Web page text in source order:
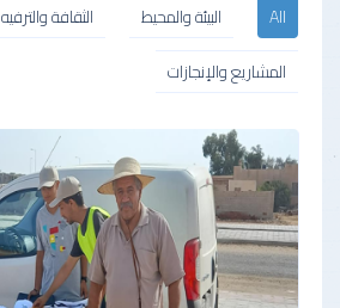
All البيئة والمحيط
الثقافة والترفيه
المشاريع والإنجازات